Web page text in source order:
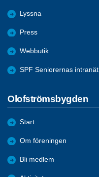
Lyssna
Press
Webbutik
SPF Seniorernas intranät
Olofströmsbygden
Start
Om föreningen
Bli medlem